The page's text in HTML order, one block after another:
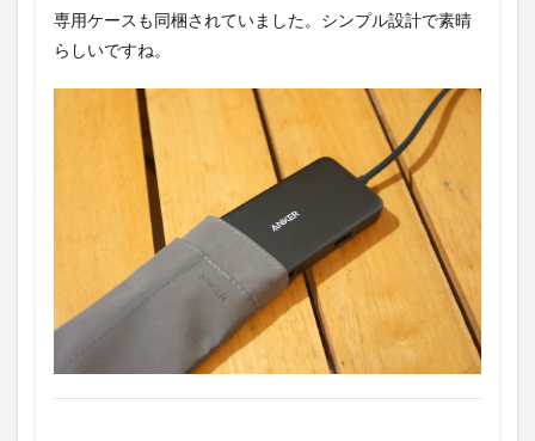
専用ケースも同梱されていました。シンプル設計で素晴
らしいですね。